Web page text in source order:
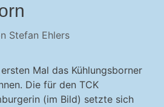
Stefan Ehlers
Mal das Kühlungsborner
Die für den TCK
(im Bild) setzte sich